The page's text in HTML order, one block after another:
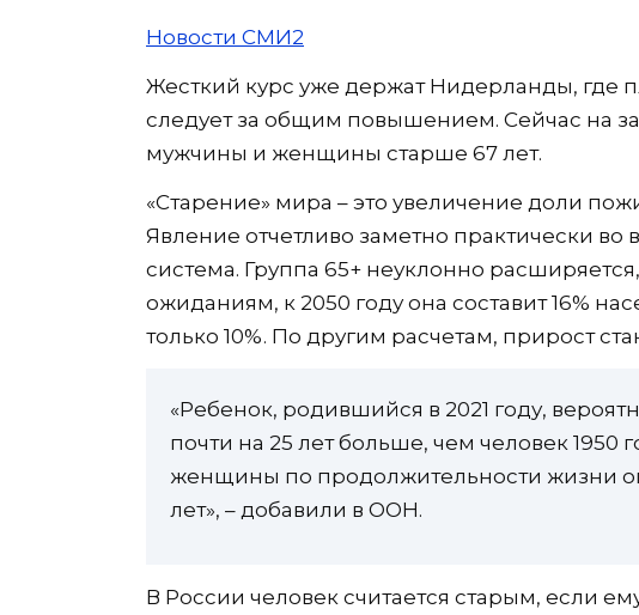
Новости СМИ2
Жесткий курс уже держат Нидерланды, где
следует за общим повышением. Сейчас на
мужчины и женщины старше 67 лет.
«Старение» мира – это увеличение доли
Явление отчетливо заметно практически во
система. Группа 65+ неуклонно
ожиданиям, к 2050 году она составит 16%
только 10%. По другим расчетам, прирост
«Ребенок, родившийся в 2021 году,
почти на 25 лет больше, чем человек 1950
женщины по продолжительности жизни
лет», – добавили в ООН.
В России человек считается старым, если